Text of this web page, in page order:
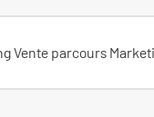
Vente parcours